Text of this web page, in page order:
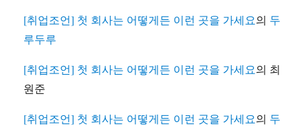
[취업조언] 첫 회사는 어떻게든 이런 곳을 가세요의 두
루두루
[취업조언] 첫 회사는 어떻게든 이런 곳을 가세요의 최
원준
[취업조언] 첫 회사는 어떻게든 이런 곳을 가세요의 두